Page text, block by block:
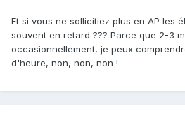
Et si vous ne sollicitiez plus en AP les
souvent en retard ??? Parce que 2-3
occasionnellement, je peux
d'heure, non, non, non !